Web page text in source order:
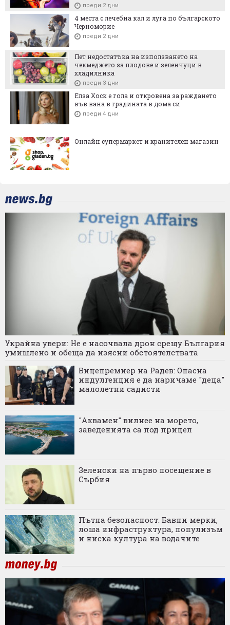
преди 2 дни
4 места с лечебна кал и луга по българското
Черноморие
преди 2 дни
Пет недостатъка на използването на
чекмеджето за плодове и зеленчуци в
хладилника
преди 3 дни
Елза Хоск е гола и откровена за раждането
във вана в градината в дома си
преди 4 дни
Онлайн супермаркет и хранителен магазин
Украйна увери: Не е насочвала дрон срещу България
умишлено и обеща да изясни обстоятелствата
Вицепремиер на Радев: Опасна
индулгенция е да наричаме "деца"
малолетни садисти
"Аквамен" вилнее на морето,
заведенията са под прицел
Зеленски на първо посещение в
Сърбия
Пътна безопасност: Бавни мерки,
лоша инфраструктура, популизъм
и ниска култура на водачите